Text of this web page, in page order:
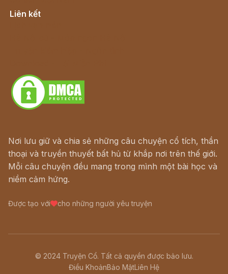
Liên kết
Nơi lưu giữ và chia sẻ những câu chuyện cổ tích, thần
thoại và truyền thuyết bất hủ từ khắp nơi trên thế giới.
Mỗi câu chuyện đều mang trong mình một bài học và
niềm cảm hứng.
Được tạo với cho những người yêu truyện
© 2024 Truyện Cổ. Tất cả quyền được bảo lưu.
Điều KhoảnBảo MậtLiên Hệ